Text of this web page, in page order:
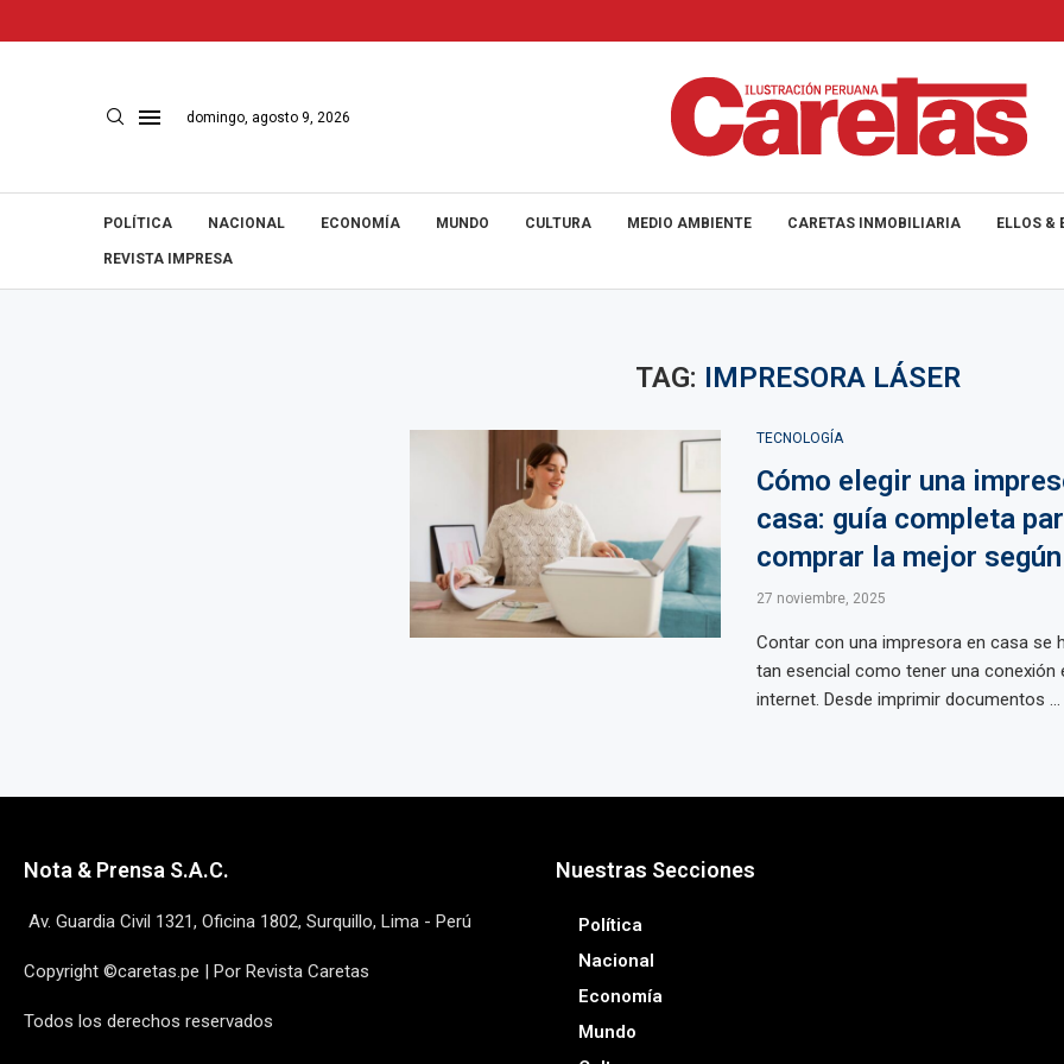
domingo, agosto 9, 2026
POLÍTICA NACIONAL ECONOMÍA MUNDO CULTURA MEDIO AMBIENTE CARETAS INMOBILIARIA ELLOS &
REVISTA IMPRESA
TAG: IMPRESORA LÁSER
TECNOLOGÍA
Cómo elegir una
casa: guía completa
comprar la mejor
27 noviembre, 2025
Contar con una impresora en casa se
tan esencial como tener una conexión
internet. Desde imprimir documentos ...
Nota & Prensa S.A.C.
Av. Guardia Civil 1321, Oficina 1802, Surquillo, Lima - Perú
Copyright ©caretas.pe | Por Revista Caretas
Todos los derechos reservados
Nuestras Secciones
Política
Nacional
Economía
Mundo